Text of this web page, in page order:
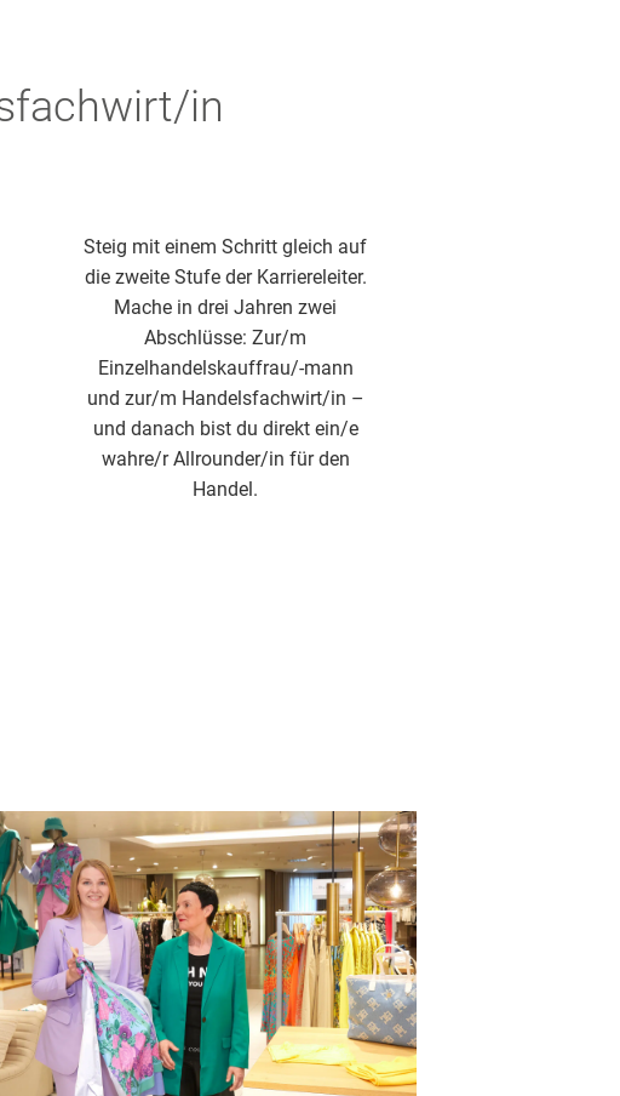
in
Steig mit einem Schritt gleich auf
die zweite Stufe der Karriereleiter.
Mache in drei Jahren zwei
Abschlüsse: Zur/m
Einzelhandelskauffrau/-mann
und zur/m Handelsfachwirt/in –
und danach bist du direkt ein/e
wahre/r Allrounder/in für den
Handel.